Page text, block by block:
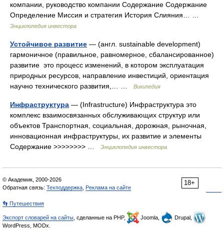
компании, руководство компании Содержание Содержание
Определение Миссия и стратегия История Слияния… …
Энциклопедия инвестора
Устойчивое развитие — (англ. sustainable development)
гармоничное (правильное, равномерное, сбалансированное)
развитие это процесс изменений, в котором эксплуатация
природных ресурсов, направление инвестиций, ориентация
научно технического развития,… …
Википедия
Инфраструктура — (Infrastructure) Инфраструктура это
комплекс взаимосвязанных обслуживающих структур или
объектов Транспортная, социальная, дорожная, рыночная,
инновационная инфраструктуры, их развитие и элементы
Содержание >>>>>>>> …
Энциклопедия инвестора
18+
© Академик, 2000-2026
Обратная связь: Техподдержка Реклама на сайте
👣 Путешествия
Экспорт словарей на сайты , сделанные на PHP, Joomla,
Drupal,
WordPress, MODx.